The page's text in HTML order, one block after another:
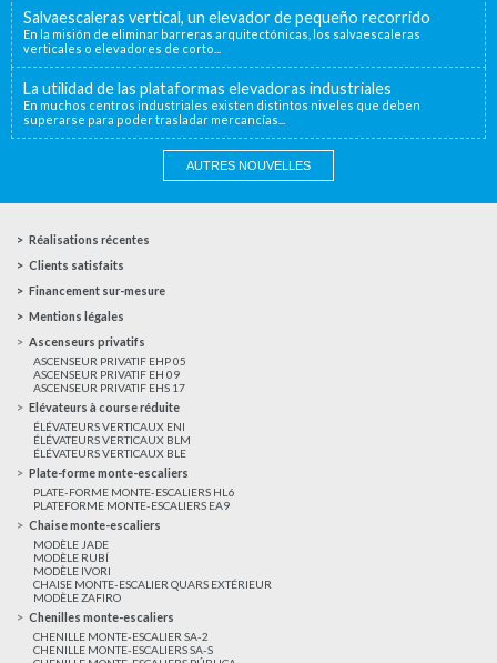
Salvaescaleras vertical, un elevador de pequeño recorrido
En la misión de eliminar barreras arquitectónicas, los salvaescaleras
verticales o elevadores de corto...
La utilidad de las plataformas elevadoras industriales
En muchos centros industriales existen distintos niveles que deben
superarse para poder trasladar mercancías...
AUTRES NOUVELLES
Réalisations récentes
Clients satisfaits
Financement sur-mesure
Mentions légales
Ascenseurs privatifs
ASCENSEUR PRIVATIF EHP 05
ASCENSEUR PRIVATIF EH 09
ASCENSEUR PRIVATIF EHS 17
Elévateurs à course réduite
ÉLÉVATEURS VERTICAUX ENI
ÉLÉVATEURS VERTICAUX BLM
ÉLÉVATEURS VERTICAUX BLE
Plate-forme monte-escaliers
PLATE-FORME MONTE-ESCALIERS HL6
PLATEFORME MONTE-ESCALIERS EA9
Chaise monte-escaliers
MODÈLE JADE
MODÈLE RUBÍ
MODÈLE IVORI
CHAISE MONTE-ESCALIER QUARS EXTÉRIEUR
MODÈLE ZAFIRO
Chenilles monte-escaliers
CHENILLE MONTE-ESCALIER SA-2
CHENILLE MONTE-ESCALIERS SA-S